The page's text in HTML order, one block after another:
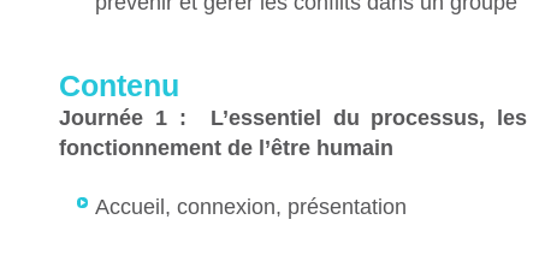
Contenu
Journée 1 : L’essentiel du processus,
fonctionnement de l’être humain
Accueil, connexion, présentation